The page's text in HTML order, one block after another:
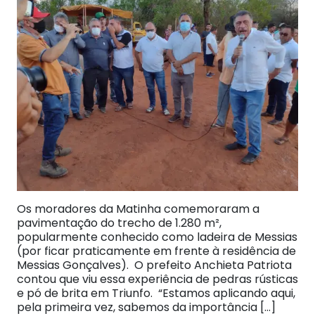
Os moradores da Matinha comemoraram a
pavimentação do trecho de 1.280 m²,
popularmente conhecido como ladeira de Messias
(por ficar praticamente em frente à residência de
Messias Gonçalves). O prefeito Anchieta Patriota
contou que viu essa experiência de pedras rústicas
e pó de brita em Triunfo. “Estamos aplicando aqui,
pela primeira vez, sabemos da importância […]